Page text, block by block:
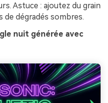
Astuce : ajoutez du grain
de dégradés sombres.
nuit générée avec